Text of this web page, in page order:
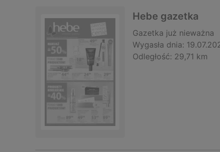
Hebe gazetka
Gazetka już nieważna
Wygasła dnia:
Odległość: 29,71 km